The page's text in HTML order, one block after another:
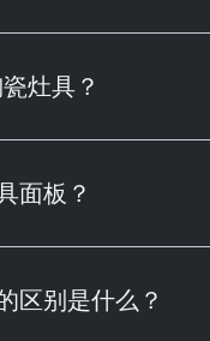
灶具？
面板？
区别是什么？